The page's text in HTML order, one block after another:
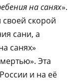
на санях».
скорой
сани, а
санях»
Эта
и на её